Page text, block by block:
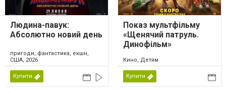
Людина-павук:
Абсолютно новий день
пригоди, фантастика, екшн,
США, 2026
Купити
Показ мультфільму
«Щенячий патруль.
Динофільм»
Кино, Детям
Купити